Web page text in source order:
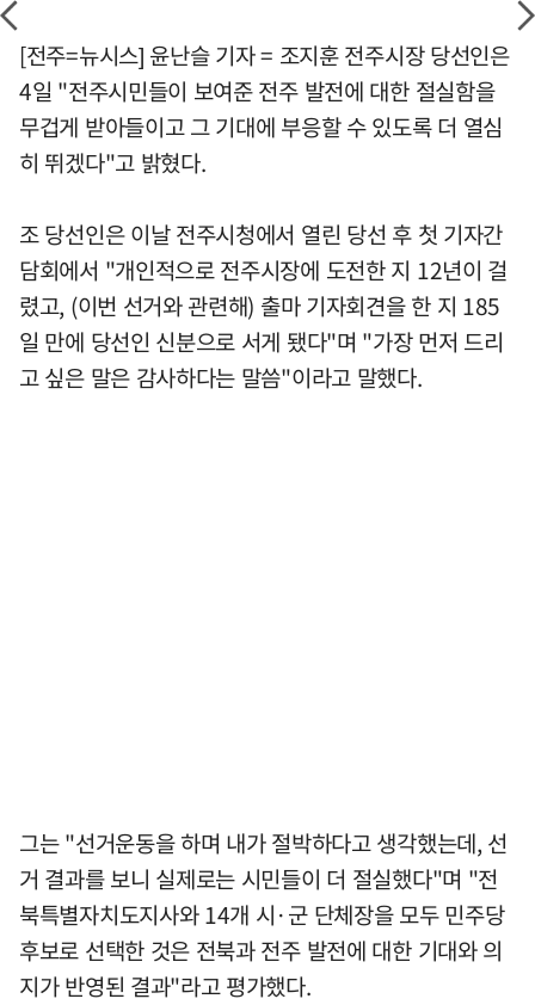
[전주=뉴시스] 윤난슬 기자 = 조지훈 전주시장 당선인은
4일 "전주시민들이 보여준 전주 발전에 대한 절실함을
무겁게 받아들이고 그 기대에 부응할 수 있도록 더 열심
히 뛰겠다"고 밝혔다.
조 당선인은 이날 전주시청에서 열린 당선 후 첫 기자간
담회에서 "개인적으로 전주시장에 도전한 지 12년이 걸
렸고, (이번 선거와 관련해) 출마 기자회견을 한 지 185
일 만에 당선인 신분으로 서게 됐다"며 "가장 먼저 드리
고 싶은 말은 감사하다는 말씀"이라고 말했다.
그는 "선거운동을 하며 내가 절박하다고 생각했는데, 선
거 결과를 보니 실제로는 시민들이 더 절실했다"며 "전
북특별자치도지사와 14개 시·군 단체장을 모두 민주당
후보로 선택한 것은 전북과 전주 발전에 대한 기대와 의
지가 반영된 결과"라고 평가했다.